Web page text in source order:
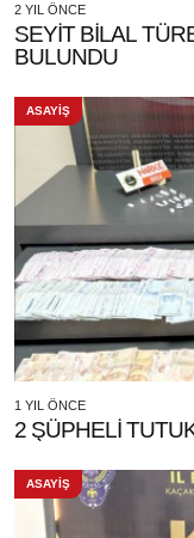
2 YIL ÖNCE
SEYİT BİLAL
BULUNDU
ASAYİŞ
1 YIL ÖNCE
2 ŞÜPHELİ
ASAYİŞ